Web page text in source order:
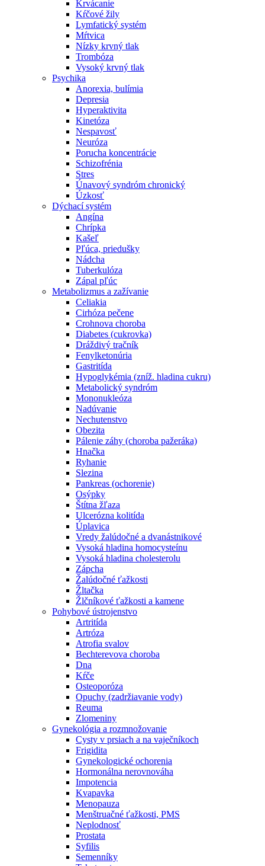
Krvácanie
Kŕčové žily
Lymfatický systém
Mŕtvica
Nízky krvný tlak
Trombóza
Vysoký krvný tlak
Psychika
Anorexia, bulímia
Depresia
Hyperaktivita
Kinetóza
Nespavosť
Neuróza
Porucha koncentrácie
Schizofrénia
Stres
Únavový syndróm chronický
Úzkosť
Dýchací systém
Angína
Chrípka
Kašeľ
Pľúca, priedušky
Nádcha
Tuberkulóza
Zápal pľúc
Metabolizmus a zažívanie
Celiakia
Cirhóza pečene
Crohnova choroba
Diabetes (cukrovka)
Dráždivý tračník
Fenylketonúria
Gastritída
Hypoglykémia (zníž. hladina cukru)
Metabolický syndróm
Mononukleóza
Nadúvanie
Nechutenstvo
Obezita
Pálenie záhy (choroba pažeráka)
Hnačka
Ryhanie
Slezina
Pankreas (ochorenie)
Osýpky
Štítna žľaza
Ulcerózna kolitída
Úplavica
Vredy žalúdočné a dvanástnikové
Vysoká hladina homocysteínu
Vysoká hladina cholesterolu
Zápcha
Žalúdočné ťažkosti
Žltačka
Žlčníkové ťažkosti a kamene
Pohybové ústrojenstvo
Artritída
Artróza
Atrofia svalov
Bechterevova choroba
Dna
Kŕče
Osteoporóza
Opuchy (zadržiavanie vody)
Reuma
Zlomeniny
Gynekológia a rozmnožovanie
Cysty v prsiach a na vaječníkoch
Frigidita
Gynekologické ochorenia
Hormonálna nerovnováha
Impotencia
Kvapavka
Menopauza
Menštruačné ťažkosti, PMS
Neplodnosť
Prostata
Syfilis
Semenníky